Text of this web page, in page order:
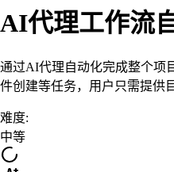
AI代理工作流
通过AI代理自动化完成整个项
件创建等任务，用户只需提供
难度:
中等